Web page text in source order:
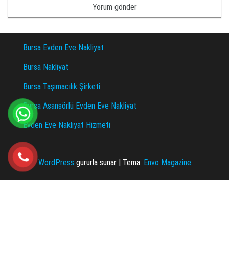
Bursa Evden Eve Nakliyat
Bursa Nakliyat
Bursa Taşımacılık Şirketi
Bursa Asansörlü Evden Eve Nakliyat
Evden Eve Nakliyat Hizmeti
WordPress gururla sunar | Tema: Envo Magazine